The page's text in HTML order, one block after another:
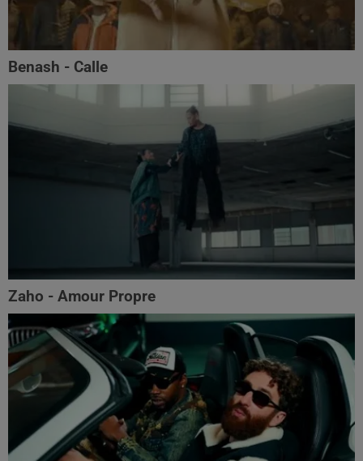
Benash - Calle
Zaho - Amour Propre